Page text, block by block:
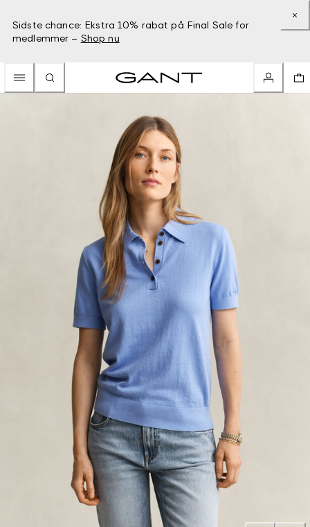
Sidste chance: Ekstra 10% rabat på Final Sale for
medlemmer – Shop nu